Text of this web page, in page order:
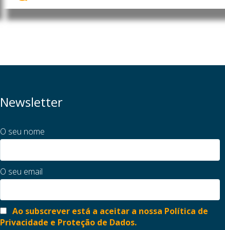
Newsletter
O seu nome
O seu email
Ao subscrever está a aceitar a nossa Política de
Privacidade e Proteção de Dados.